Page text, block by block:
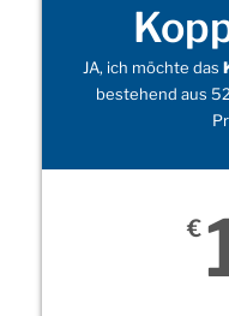
JA, ich möchte das
bestehend aus
€